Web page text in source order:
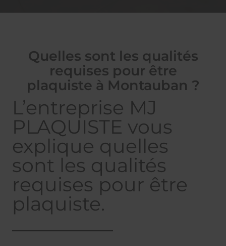
Quelles sont les qualités
requises pour être
plaquiste à Montauban ?
L’entreprise MJ
PLAQUISTE vous
explique quelles
sont les qualités
requises pour être
plaquiste.